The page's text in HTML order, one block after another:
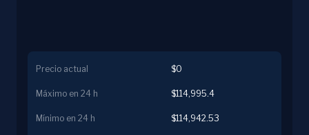
Precio actual $0
Máximo en 24 h $114,995.4
Mínimo en 24 h $114,942.53